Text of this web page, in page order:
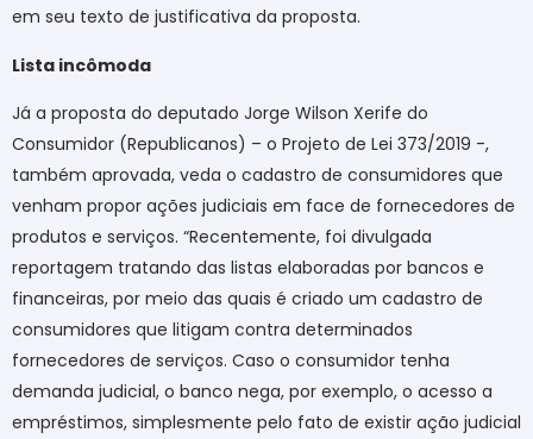
em seu texto de justificativa da proposta.
Lista incômoda
Já a proposta do deputado Jorge Wilson Xerife do
Consumidor (Republicanos) – o Projeto de Lei 373/2019 -,
também aprovada, veda o cadastro de consumidores que
venham propor ações judiciais em face de fornecedores de
produtos e serviços. “Recentemente, foi divulgada
reportagem tratando das listas elaboradas por bancos e
financeiras, por meio das quais é criado um cadastro de
consumidores que litigam contra determinados
fornecedores de serviços. Caso o consumidor tenha
demanda judicial, o banco nega, por exemplo, o acesso a
empréstimos, simplesmente pelo fato de existir ação judicial